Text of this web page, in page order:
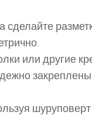
или другие